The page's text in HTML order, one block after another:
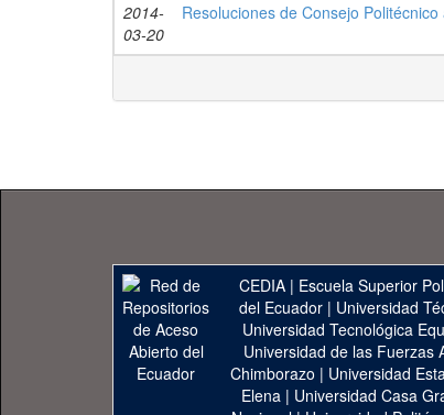
2014-
03-20
Resoluciones de Consejo
CEDIA | Escuela Superior
del Ecuador| Universidad
Universidad Tecnológica
Universidad de las Fuerzas
Chimborazo | Universidad
Elena | Universidad Casa